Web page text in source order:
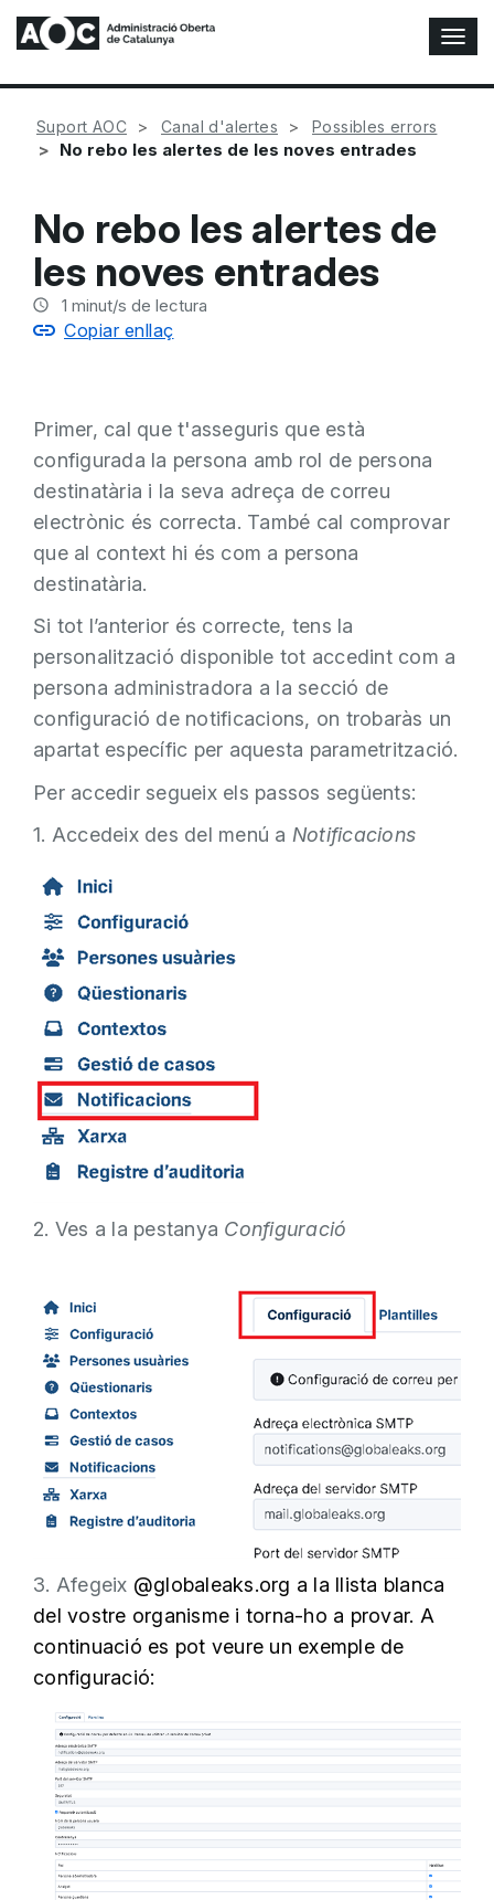
A
l
t
Suport AOC Canal d'alertes Possibles errors
No rebo les alertes de les noves entrades
No rebo les alertes de
les noves entrades
1 minut/s de lectura
Copiar enllaç
Primer, cal que t'asseguris que està
configurada la persona amb rol de persona
destinatària i la seva adreça de correu
electrònic és correcta. També cal comprovar
que al context hi és com a persona
destinatària.
Si tot l’anterior és correcte, tens la
personalització disponible tot accedint com a
persona administradora a la secció de
configuració de notificacions, on trobaràs un
apartat específic per aquesta parametrització.
Per accedir segueix els passos següents:
1. Accedeix des del menú a Notificacions
2. Ves a la pestanya Configuració
3. Afegeix @globaleaks.org a la llista blanca
del vostre organisme i torna-ho a provar. A
continuació es pot veure un exemple de
configuració: